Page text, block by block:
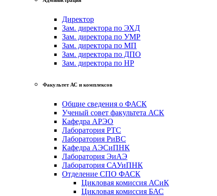
Директор
Зам. директора по ЭХД
Зам. директора по УМР
Зам. директора по МП
Зам. директора по ДПО
Зам. директора по НР
Факультет АС и комплексов
Общие сведения о ФАСК
Ученый совет факультета АСК
Кафедра АРЭО
Лаборатория РТС
Лаборатория РиВС
Кафедра АЭСиПНК
Лаборатория ЭиАЭ
Лаборатория САУиПНК
Отделение СПО ФАСК
Цикловая комиссия АСиК
Цикловая комиссия БАС